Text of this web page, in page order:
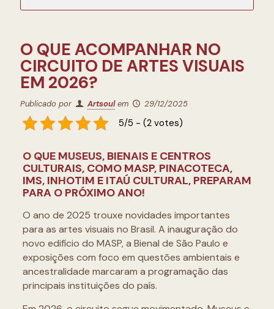
O QUE ACOMPANHAR NO
CIRCUITO DE ARTES VISUAIS
EM 2026?
Publicado por Artsoul em 29/12/2025
5/5 - (2 votes)
O QUE MUSEUS, BIENAIS E CENTROS
CULTURAIS, COMO MASP, PINACOTECA,
IMS, INHOTIM E ITAÚ CULTURAL, PREPARAM
PARA O PRÓXIMO ANO!
O ano de 2025 trouxe novidades importantes
para as artes visuais no Brasil. A inauguração do
novo edifício do MASP, a Bienal de São Paulo e
exposições com foco em questões ambientais e
ancestralidade marcaram a programação das
principais instituições do país.